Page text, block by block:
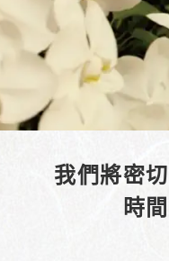
我們將密
時